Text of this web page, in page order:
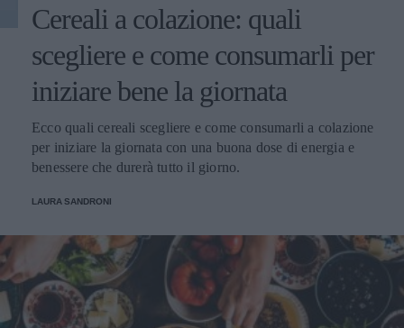
Cereali a colazione: quali
scegliere e come consumarli per
iniziare bene la giornata
Ecco quali cereali scegliere e come consumarli a colazione
per iniziare la giornata con una buona dose di energia e
benessere che durerà tutto il giorno.
LAURA SANDRONI